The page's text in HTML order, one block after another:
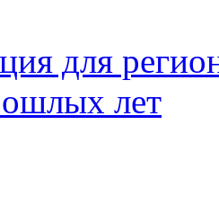
для
лет